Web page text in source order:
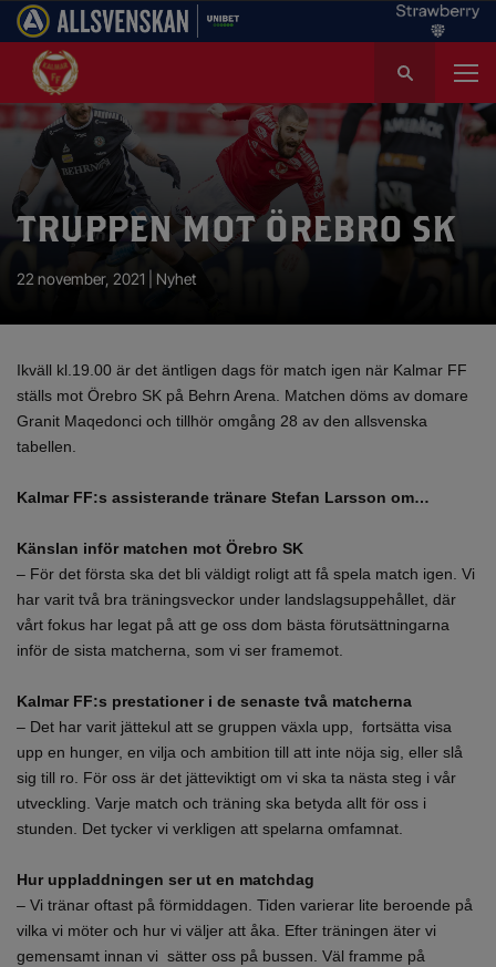
k
e
TRUPPEN MOT ÖREBRO SK
22 november, 2021 | Nyhet
Ikväll kl.19.00 är det äntligen dags för match igen när Kalmar FF
ställs mot Örebro SK på Behrn Arena. Matchen döms av domare
Granit Maqedonci och tillhör omgång 28 av den allsvenska
tabellen.
Kalmar FF:s assisterande tränare Stefan Larsson om…
Känslan inför matchen mot Örebro SK
– För det första ska det bli väldigt roligt att få spela match igen. Vi
har varit två bra träningsveckor under landslagsuppehållet, där
vårt fokus har legat på att ge oss dom bästa förutsättningarna
inför de sista matcherna, som vi ser framemot.
Kalmar FF:s prestationer i de senaste två matcherna
– Det har varit jättekul att se gruppen växla upp, fortsätta visa
upp en hunger, en vilja och ambition till att inte nöja sig, eller slå
sig till ro. För oss är det jätteviktigt om vi ska ta nästa steg i vår
utveckling. Varje match och träning ska betyda allt för oss i
stunden. Det tycker vi verkligen att spelarna omfamnat.
Hur uppladdningen ser ut en matchdag
– Vi tränar oftast på förmiddagen. Tiden varierar lite beroende på
vilka vi möter och hur vi väljer att åka. Efter träningen äter vi
gemensamt innan vi sätter oss på bussen. Väl framme på